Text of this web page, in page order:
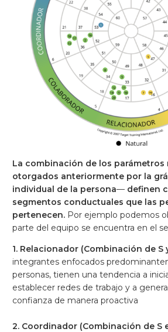
La combinación de los parámetros
otorgados anteriormente por la
individual de la persona— definen
segmentos conductuales que las
pertenecen. Por ejemplo podemos
parte del equipo se encuentra en el
1. Relacionador (Combinación de S
integrantes enfocados
personas, tienen una tendencia a
establecer redes de trabajo y a
confianza de manera proactiva
2. Coordinador (Combinación de S